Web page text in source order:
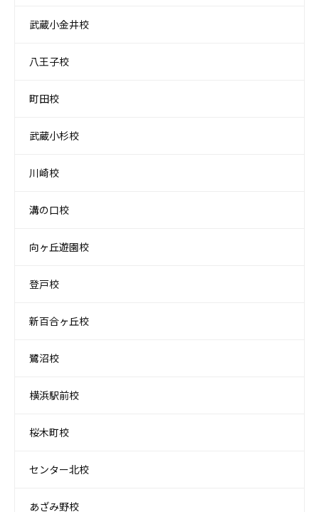
武蔵小金井校
八王子校
町田校
武蔵小杉校
川崎校
溝の口校
向ヶ丘遊園校
登戸校
新百合ヶ丘校
鷺沼校
横浜駅前校
桜木町校
センター北校
あざみ野校